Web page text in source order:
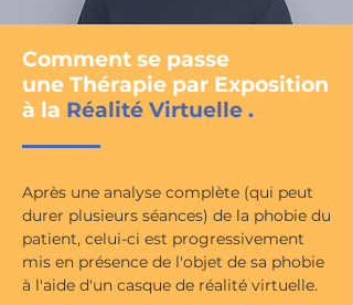
Comment se passe
une Thérapie par Exposition
à la Réalité Virtuelle .
Après une analyse complète (qui peut
durer plusieurs séances) de la phobie du
patient, celui-ci est progressivement
mis en présence de l'objet de sa phobie
à l'aide d'un casque de réalité virtuelle.